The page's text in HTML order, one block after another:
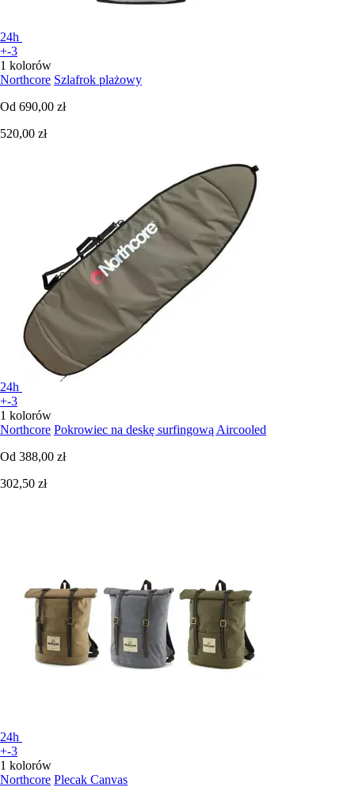
24h
+-3
1 kolorów
Northcore Szlafrok plażowy
Od 690,00 zł
520,00 zł
24h
+-3
1 kolorów
Northcore Pokrowiec na deskę surfingową Aircooled
Od 388,00 zł
302,50 zł
24h
+-3
1 kolorów
Northcore Plecak Canvas